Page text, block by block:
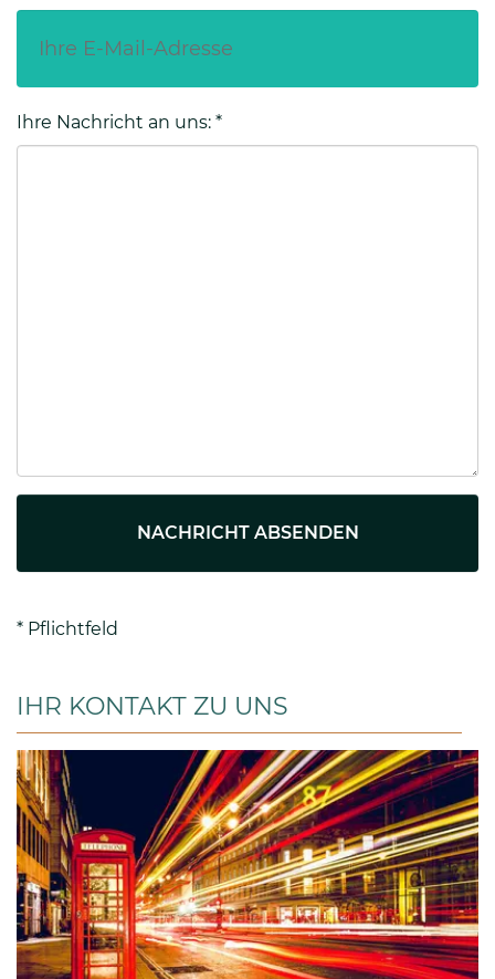
Ihre Nachricht an uns: *
NACHRICHT ABSENDEN
* Pflichtfeld
IHR KONTAKT ZU UNS